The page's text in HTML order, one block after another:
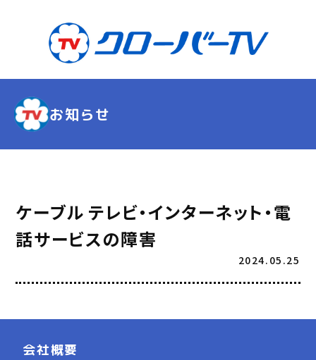
お知らせ
ケーブル テレビ・インターネット・電
話サービスの障害
2024.05.25
会社概要